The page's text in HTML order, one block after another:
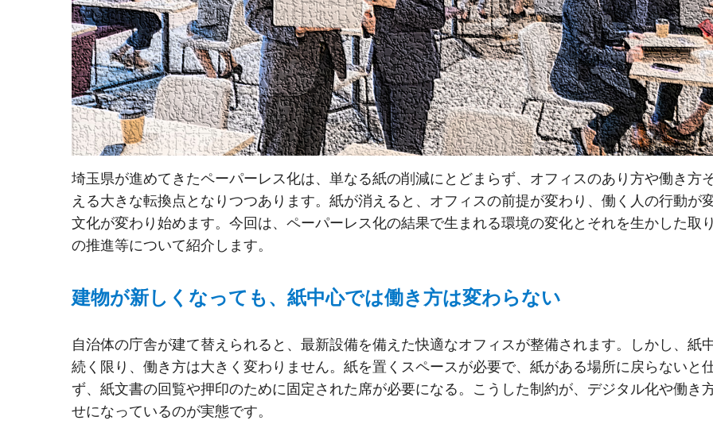
埼玉県が進めてきたペーパーレス化は、単なる紙の削減にとどまらず、オフィスのあり方や働き方
える大きな転換点となりつつあります。紙が消えると、オフィスの前提が変わり、働く人の行動が
文化が変わり始めます。今回は、ペーパーレス化の結果で生まれる環境の変化とそれを生かした取
の推進等について紹介します。
建物が新しくなっても、紙中心では働き方は変わらない
自治体の庁舎が建て替えられると、最新設備を備えた快適なオフィスが整備されます。しかし、紙
続く限り、働き方は大きく変わりません。紙を置くスペースが必要で、紙がある場所に戻らないと
ず、紙文書の回覧や押印のために固定された席が必要になる。こうした制約が、デジタル化や働き
せになっているのが実態です。